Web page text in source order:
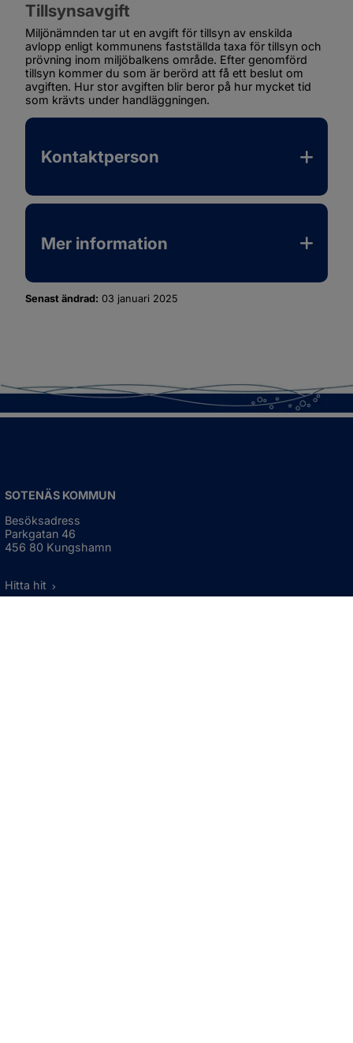
Tillsynsavgift
Miljönämnden tar ut en avgift för tillsyn av enskilda
avlopp enligt kommunens fastställda taxa för tillsyn och
prövning inom miljöbalkens område. Efter genomförd
tillsyn kommer du som är berörd att få ett beslut om
avgiften. Hur stor avgiften blir beror på hur mycket tid
som krävts under handläggningen.
Kontaktperson
Mer information
Senast ändrad: 03 januari 2025
SOTENÄS KOMMUN
Besöksadress
Parkgatan 46
456 80 Kungshamn
Hitta hit